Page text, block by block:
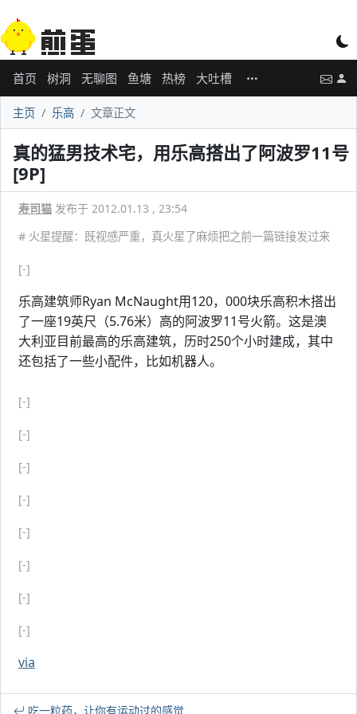
首页 树洞 无聊图 鱼塘 热榜 大吐槽
主页 乐高 文章正文
真的猛男技术宅，用乐高搭出了阿波罗11号
[9P]
寿司猫 发布于 2012.01.13 , 23:54
# 火星提醒：既视感严重，真火星了麻烦把之前一篇链接发过来
[-]
乐高建筑师Ryan McNaught用120，000块乐高积木搭出
了一座19英尺（5.76米）高的阿波罗11号火箭。这是澳
大利亚目前最高的乐高建筑，历时250个小时建成，其中
还包括了一些小配件，比如机器人。
[-]
[-]
[-]
[-]
[-]
[-]
[-]
[-]
via
吃一粒药，让你有运动过的感觉